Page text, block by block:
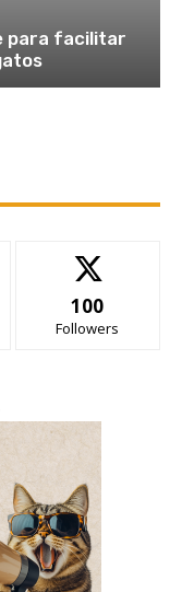
para facilitar
100
Followers